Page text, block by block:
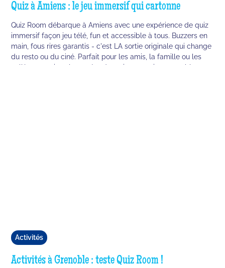
Quiz à Amiens : le jeu immersif qui cartonne
Quiz Room débarque à Amiens avec une expérience de quiz
immersif façon jeu télé, fun et accessible à tous. Buzzers en
main, fous rires garantis - c'est LA sortie originale qui change
du resto ou du ciné. Parfait pour les amis, la famille ou les
collègues qui veulent créer de vrais souvenirs ensemble.
Activités
Activités à Grenoble : teste Quiz Room !